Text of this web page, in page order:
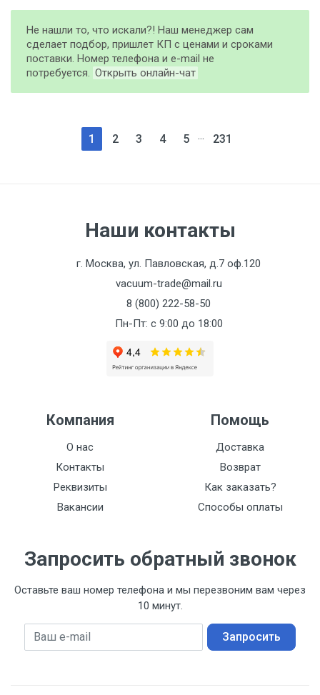
Не нашли то, что искали?! Наш менеджер сам
сделает подбор, пришлет КП с ценами и сроками
поставки. Номер телефона и e-mail не
потребуется.
Открыть онлайн-чат
1 2 3 4 5 ... 231
Наши контакты
г. Москва, ул. Павловская, д.7 оф.120
vacuum-trade@mail.ru
8 (800) 222-58-50
Пн-Пт: с 9:00 до 18:00
Компания
О нас
Контакты
Реквизиты
Вакансии
Помощь
Доставка
Возврат
Как заказать?
Способы оплаты
Запросить обратный звонок
Оставьте ваш номер телефона и мы перезвоним вам через
10 минут.
Ваш номер телефона Запросить